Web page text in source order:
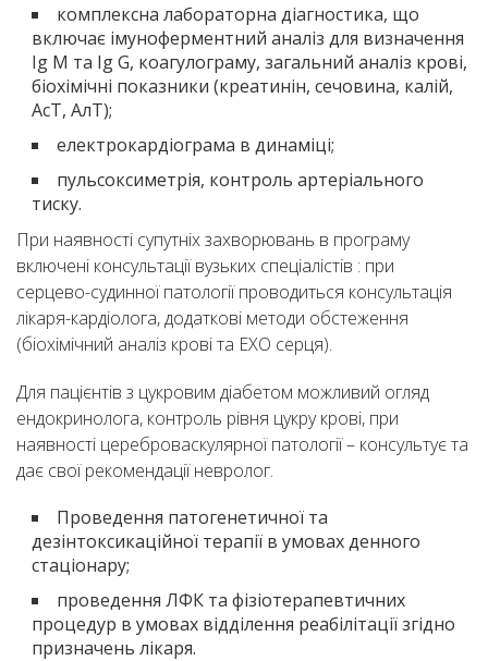
комплексна лабораторна діагностика, що
включає імуноферментний аналіз для визначення
Ig M та Ig G, коагулограму, загальний аналіз крові,
біохімічні показники (креатинін, сечовина, калій,
АсТ, АлТ);
електрокардіограма в динаміці;
пульсоксиметрія, контроль артеріального
тиску.
При наявності супутніх захворювань в програму
включені консультації вузьких спеціалістів : при
серцево-судинної патології проводиться консультація
лікаря-кардіолога, додаткові методи обстеження
(біохімічний аналіз крові та ЕХО серця).
Для пацієнтів з цукровим діабетом можливий огляд
ендокринолога, контроль рівня цукру крові, при
наявності цереброваскулярної патології – консультує та
дає свої рекомендації невролог.
Проведення патогенетичної та
дезінтоксикаційної терапії в умовах денного
стаціонару;
проведення ЛФК та фізіотерапевтичних
процедур в умовах відділення реабілітації згідно
призначень лікаря.